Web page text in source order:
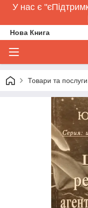
У нас є
Нова Книга
Товари та послуги